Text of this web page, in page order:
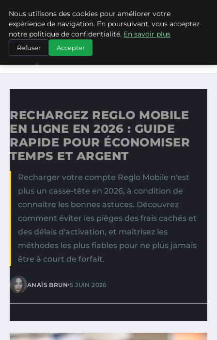
ASVPP
ACCUEIL
RECHARGEZ REGLO MOBILE EN LIGNE EN 2026 : GUIDE
RECHARGEZ REGLO MOBILE
EN LIGNE EN 2026 : GUIDE
RAPIDE POUR ÉCONOMISER
TEMPS ET ARGENT
Recharger votre compte Reglo Mobile n'est
plus un casse-tête en 2026, à condition de
connaître les bonnes astuces. Découvrez
comment éviter les pièges des frais cachés et
des délais d'activation, et maîtrisez les
méthodes les plus fiables pour ne plus jamais
être à court de forfait.
ANAÏS BRUN•5 JUIN 2026
Nous utilisons des cookies pour améliorer votre
expérience de navigation. En poursuivant, vous acceptez
notre politique de confidentialité. En savoir plus
Refuser Accepter